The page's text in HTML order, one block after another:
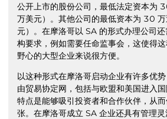
公开上市的股份公司，最低法定资本为
万美元）。其他公司的最低资本为 30
元）。在摩洛哥以 SA 的形式办理公司
构要求，例如需要任命监事会，这使得
野心的大型企业来说很方便。
以这种形式在摩洛哥启动企业有许多优
由贸易协定网，包括与欧盟和美国进入
特点是能够吸引投资者和合作伙伴，从
张。在摩洛哥成立 SA 企业还具有管理